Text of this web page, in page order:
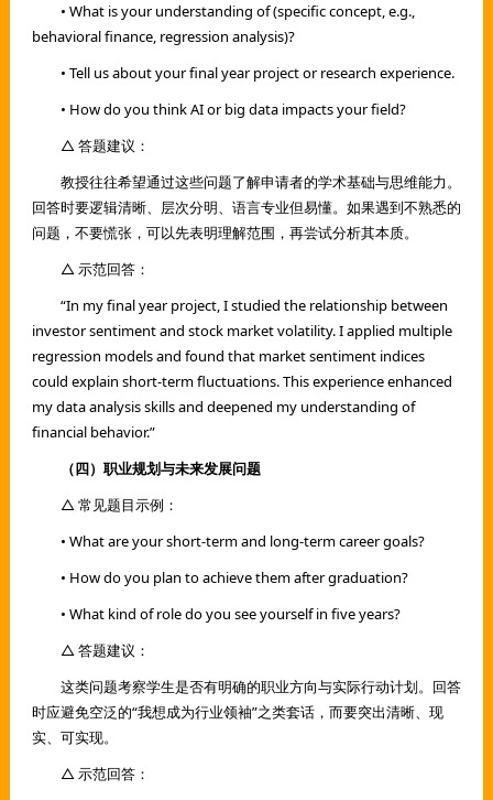
• What is your understanding of (specific concept, e.g.,
behavioral finance, regression analysis)?
• Tell us about your final year project or research experience.
• How do you think AI or big data impacts your field?
△ 答题建议：
教授往往希望通过这些问题了解申请者的学术基础与思维能力。
回答时要逻辑清晰、层次分明、语言专业但易懂。如果遇到不熟悉的
问题，不要慌张，可以先表明理解范围，再尝试分析其本质。
△ 示范回答：
“In my final year project, I studied the relationship between
investor sentiment and stock market volatility. I applied multiple
regression models and found that market sentiment indices
could explain short-term fluctuations. This experience enhanced
my data analysis skills and deepened my understanding of
financial behavior.”
（四）职业规划与未来发展问题
△ 常见题目示例：
• What are your short-term and long-term career goals?
• How do you plan to achieve them after graduation?
• What kind of role do you see yourself in five years?
△ 答题建议：
这类问题考察学生是否有明确的职业方向与实际行动计划。回答
时应避免空泛的“我想成为行业领袖”之类套话，而要突出清晰、现
实、可实现。
△ 示范回答：